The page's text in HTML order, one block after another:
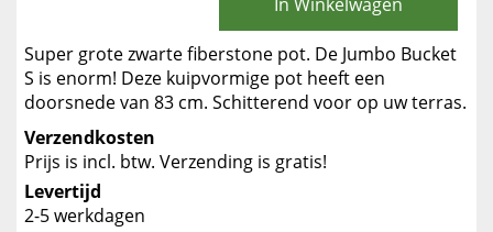
Super grote zwarte fiberstone pot. De Jumbo Bucket
S is enorm! Deze kuipvormige pot heeft een
doorsnede van 83 cm. Schitterend voor op uw terras.
Verzendkosten
Prijs is incl. btw. Verzending is gratis!
Levertijd
2-5 werkdagen